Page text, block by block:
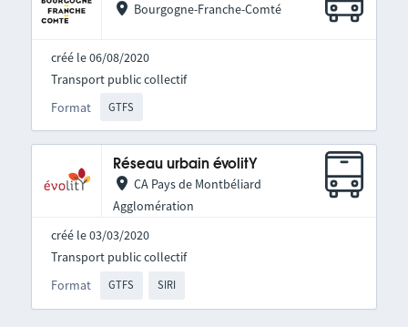
Bourgogne-Franche-Comté
créé le 06/08/2020
Format GTFS
Transport public collectif
Réseau urbain évolitY
CA Pays de Montbéliard
Agglomération
créé le 03/03/2020
Format GTFS SIRI
Transport public collectif